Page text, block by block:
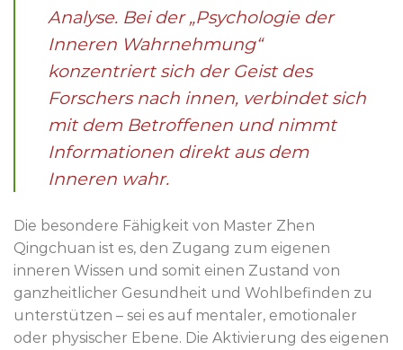
Analyse. Bei der „Psychologie der
Inneren Wahrnehmung“
konzentriert sich der Geist des
Forschers nach innen, verbindet sich
mit dem Betroffenen und nimmt
Informationen direkt aus dem
Inneren wahr.
Die besondere Fähigkeit von Master Zhen
Qingchuan ist es, den Zugang zum eigenen
inneren Wissen und somit einen Zustand von
ganzheitlicher Gesundheit und Wohlbefinden zu
unterstützen – sei es auf mentaler, emotionaler
oder physischer Ebene. Die Aktivierung des eigenen